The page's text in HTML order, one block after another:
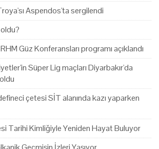
Aspendos'ta sergilendi
Güz Konferansları programı açıklandı
Süper Lig maçları Diyarbakır'da
çetesi SİT alanında kazı yaparken
Tarihi Kimliğiyle Yeniden Hayat Buluyor